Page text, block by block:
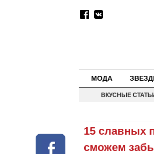
МОДА
ВКУСНЫЕ
15 славных
сможем